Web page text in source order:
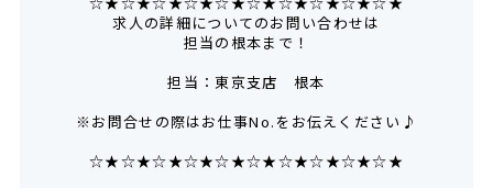
求人の詳細についてのお問い合わせは
担当の根本まで！
担当：東京支店 根本
※お問合せの際はお仕事No.をお伝えください♪
☆★☆★☆★☆★☆★☆★☆★☆★☆★☆★